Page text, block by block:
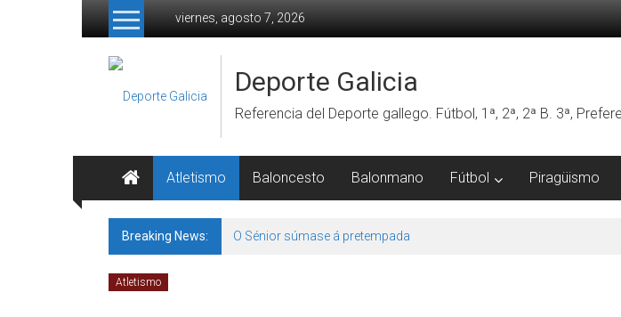
Skip to content
viernes, agosto 7, 2026
Deporte Galicia
Referencia del Deporte gallego. Fútbol, 1ª, 2ª, 2ª B. 3ª,
Atletismo Baloncesto Balonmano Fútbol Piragüismo
Breaking News: O Sénior súmase á pretempada
Atletismo